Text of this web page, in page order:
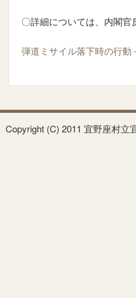
〇詳細については、内閣
弾道ミサイル落下時の行動
Copyright (C) 2011 宜野座村立